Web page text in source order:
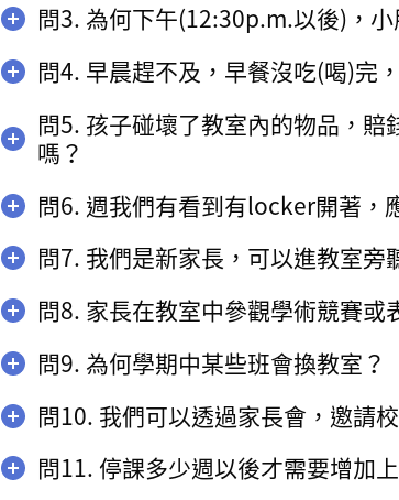
問3. 為何下午(12:30p.m.以後)，
問4. 早晨趕不及，早餐沒吃(喝)完
問5. 孩子碰壞了教室內的物品，
嗎？
問6. 週我們有看到有locker開著，
問7. 我們是新家長，可以進教室旁
問8. 家長在教室中參觀學術競賽或
問9. 為何學期中某些班會換教室？
問10. 我們可以透過家長會，邀請
問11. 停課多少週以後才需要增加